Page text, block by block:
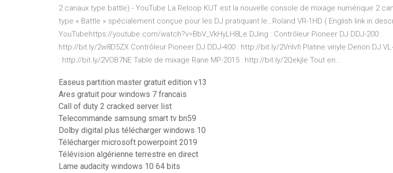
2 canaux type battle) - YouTube La Reloop KUT est la nouvelle console de mixage numérique 2
type « Battle » spécialement conçue pour les DJ pratiquant le…Roland VR-1HD ( English link in
YouTubehttps://youtube.com/watch?v=BbV_VkHyLH8Le DJing : Contrôleur Pioneer DJ DDJ-200 :
http://bit.ly/2w8D5ZX Contrôleur Pioneer DJ DDJ-400 : http://bit.ly/2Vnlvfi Platine vinyle Denon DJ
: http://bit.ly/2VOB7NE Table de mixage Rane MP-2015 : http://bit.ly/2Qekjle Tout en…
Easeus partition master gratuit edition v13
Ares gratuit pour windows 7 francais
Call of duty 2 cracked server list
Telecommande samsung smart tv bn59
Dolby digital plus télécharger windows 10
Télécharger microsoft powerpoint 2019
Télévision algérienne terrestre en direct
Lame audacity windows 10 64 bits